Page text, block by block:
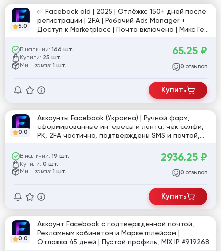
5.0
✅ Facebook old | 2025 | Отлёжка 150+ дней после
регистрации | 2FA | Рабочий Ads Manager +
Доступ к Marketplace | Почта включена | Микс Гео
В наличии: 166 шт.
Купили: 25 шт.
Мин. заказ: 1 шт.
65.25 ₽
0 отзывов
Купить
0.0
Аккаунты Facebook (Украина) | Ручной фарм,
сформированные интересы и лента, чек селфи,
РК, 2FA частично, подтверждены SMS и почтой,
профиль, 50+ друзей, возможен Фан-Пейдж. Рег.
UA IP
В наличии: 19 шт.
Купили: 0 шт.
Мин. заказ: 1 шт.
2936.25 ₽
0 отзывов
Купить
0.0
Аккаунт Facebook с подтверждённой почтой,
Рекламным кабинетом и Маркетплейсом |
Отложка 45 дней | Пустой профиль, MIX IP #919268